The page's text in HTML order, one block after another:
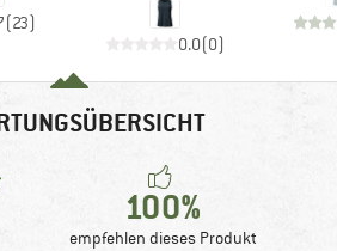
(23)
0.0(0)
100%
empfehlen dieses Produkt